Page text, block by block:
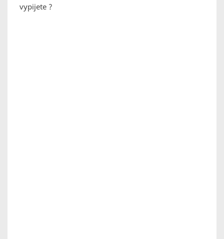
vypijete ?